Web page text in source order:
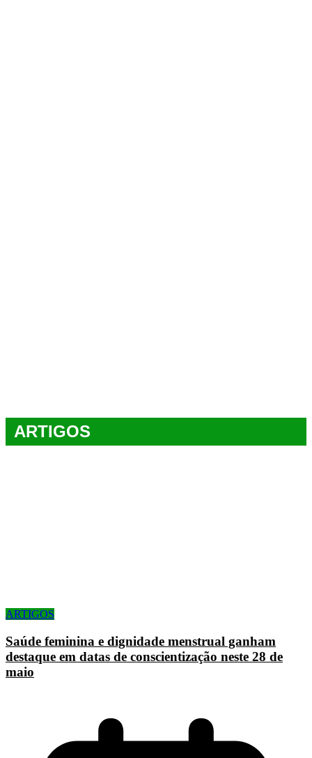
ARTIGOS
ARTIGOS
Saúde feminina e dignidade menstrual ganham
destaque em datas de conscientização neste 28 de
maio